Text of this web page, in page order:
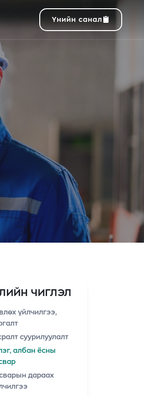
Үнийн санал
ЧИГЛЭЛ
үйлчилгээ,
суурилуулалт
албан ёсны
дараах